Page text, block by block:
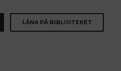
LÅNA PÅ BIBLIOTEKET